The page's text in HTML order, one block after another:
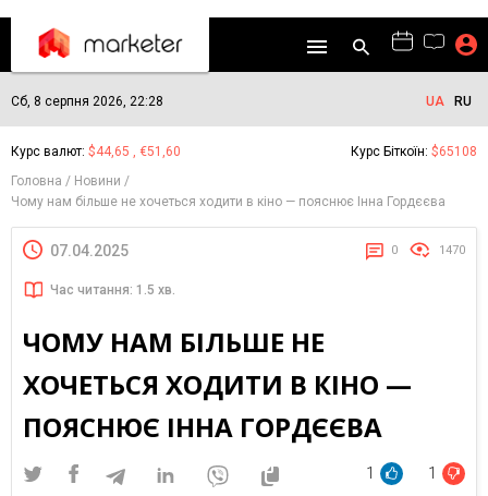
Сб, 8 серпня 2026, 22:28 UA RU
Курс валют: $44,65 , €51,60 Курс Біткоїн: $65108
Головна
Новини
Чому нам більше не хочеться ходити в кіно — пояснює Інна Гордєєва
07.04.2025 0 1470
Час читання: 1.5 хв.
ЧОМУ НАМ БІЛЬШЕ НЕ
ХОЧЕТЬСЯ ХОДИТИ В КІНО —
ПОЯСНЮЄ ІННА ГОРДЄЄВА
1 1